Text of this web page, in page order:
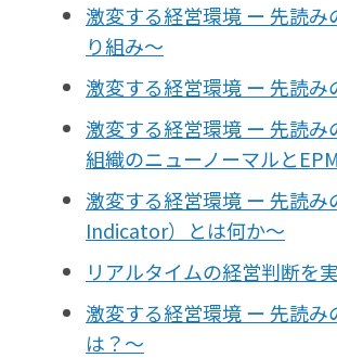
激変する経営環境 ー 先読
り組み〜
激変する経営環境 ー 先読
激変する経営環境 ー 先読
組織のニューノーマルと
激変する経営環境 ー 先読
Indicator）とは何か〜
リアルタイムの経営判断を
激変する経営環境 ー 先読
は？〜